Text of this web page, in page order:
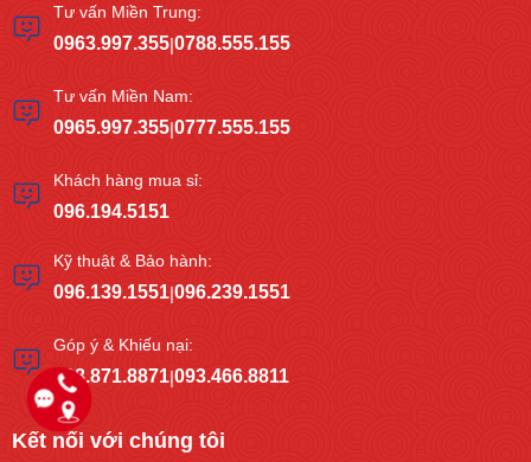
Tư vấn Miền Trung:
0963.997.355|0788.555.155
Tư vấn Miền Nam:
0965.997.355|0777.555.155
Khách hàng mua sỉ:
096.194.5151
Kỹ thuật & Bảo hành:
096.139.1551|096.239.1551
Góp ý & Khiếu nại:
038.871.8871|093.466.8811
Kết nối với chúng tôi